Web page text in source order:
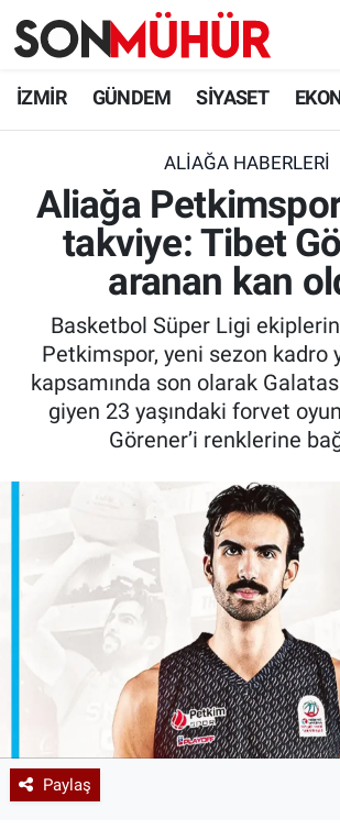
İZMİR GÜNDEM SİYASET
ALIAĞA HABERLERI
Aliağa
takviye: Tibet
aranan kan
Basketbol Süper Ligi
Petkimspor, yeni sezon kadro
kapsamında son olarak
giyen 23 yaşındaki forvet
Görener’i renklerine
Paylaş
İzmir Nöbetçi Eczaneler
İzmir Namaz Vakitleri
İzmir Trafik Yoğunluk Haritası
Tüm Manşetler
Son Dakika Haberleri
Haber Arşivi